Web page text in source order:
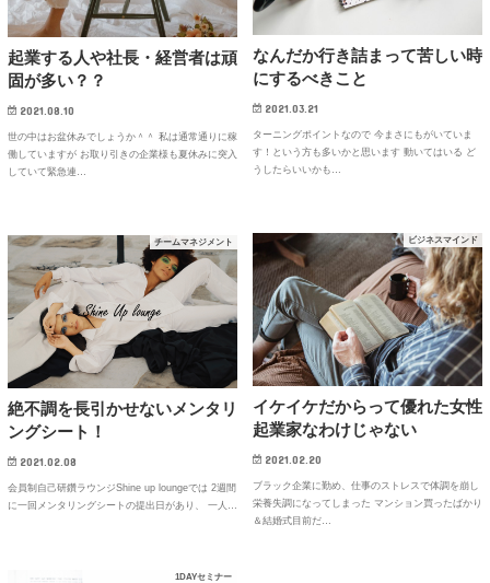
起業する人や社長・経営者は頑
固が多い？？
2021.08.10
世の中はお盆休みでしょうか＾＾ 私は通常通りに稼
働していますが お取り引きの企業様も夏休みに突入
していて緊急連…
なんだか行き詰まって苦しい時
にするべきこと
2021.03.21
ターニングポイントなので 今まさにもがいていま
す！という方も多いかと思います 動いてはいる ど
うしたらいいかも…
ビジネスマインド
イケイケだからって優れた女性
起業家なわけじゃない
2021.02.20
ブラック企業に勤め、仕事のストレスで体調を崩し
栄養失調になってしまった マンション買ったばかり
＆結婚式目前だ…
チームマネジメント
絶不調を長引かせないメンタリ
ングシート！
2021.02.08
会員制自己研鑽ラウンジShine up loungeでは 2週間
に一回メンタリングシートの提出日があり、 一人…
1DAYセミナー